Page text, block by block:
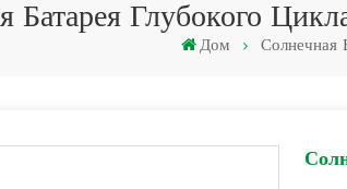
Батарея Глубокого
Дом Солнечная